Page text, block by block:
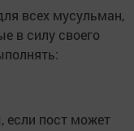
всех мусульман,
в силу своего
пост может